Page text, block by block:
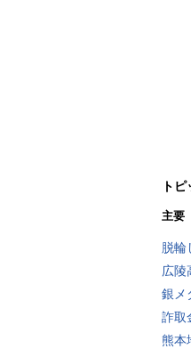
ト
主要
脱輪
広陵
銀メ
詐取
熊本